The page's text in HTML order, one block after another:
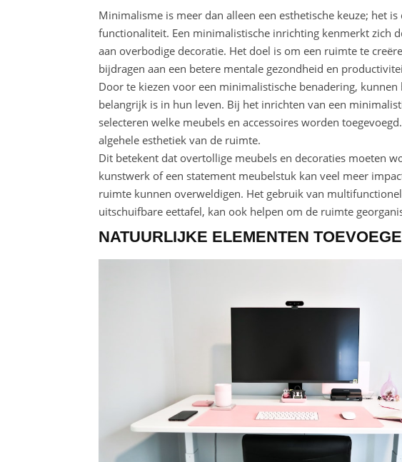
Minimalisme is meer dan alleen een esthetische keuze; het
functionaliteit. Een minimalistische inrichting kenmerkt zich
aan overbodige decoratie. Het doel is om een ruimte te
bijdragen aan een betere mentale gezondheid en
Door te kiezen voor een minimalistische benadering,
belangrijk is in hun leven. Bij het inrichten van een
selecteren welke meubels en accessoires worden
algehele esthetiek van de ruimte.
Dit betekent dat overtollige meubels en decoraties moeten
kunstwerk of een statement meubelstuk kan veel meer
ruimte kunnen overweldigen. Het gebruik van
uitschuifbare eettafel, kan ook helpen om de ruimte
NATUURLIJKE ELEMENTEN